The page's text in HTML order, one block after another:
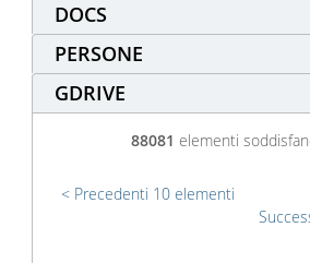
DOCS
PERSONE
GDRIVE
88081 elementi
Precedenti 10 elementi